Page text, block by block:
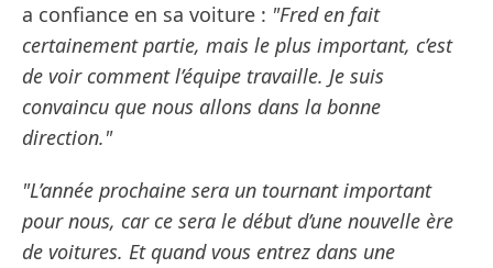
a confiance en sa voiture : "Fred en fait
certainement partie, mais le plus important, c’est
de voir comment l’équipe travaille. Je suis
convaincu que nous allons dans la bonne
direction."
"L’année prochaine sera un tournant important
pour nous, car ce sera le début d’une nouvelle ère
de voitures. Et quand vous entrez dans une